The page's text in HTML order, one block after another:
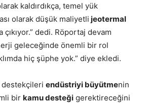
kaldırdıkça, temel yük
olarak düşük maliyetli jeotermal
dedi. Röportaj devam
geleceğinde önemli bir rol
hiç şüphe yok.” diye ekledi.
destekçileri endüstriyi büyütmenin
bir kamu desteği gerektireceğini